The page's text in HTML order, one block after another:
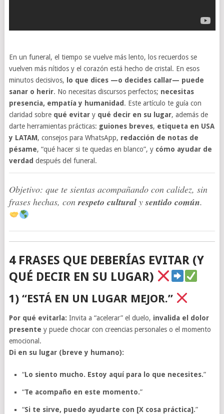
En un funeral, el tiempo se vuelve más lento, los recuerdos se
vuelven más nítidos y el corazón está hecho de cristal. En esos
minutos decisivos,
lo que dices —o decides callar— puede
sanar o herir. No necesitas discursos perfectos; necesitas
presencia, empatía y humanidad . Este artículo te guía con
claridad sobre qué evitary qué decir en su lugar, además de
darte herramientas prácticas: guiones breves, etiqueta en USA
y LATAM, consejos para WhatsApp, redacción de notas de
pésame, “qué hacer si te quedas en blanco”, y cómo ayudar de
verdad después del funeral.
Objetivo: que te sientas acompañando con calidez, sin
frases hechas, conrespeto culturalysentido común.
4 FRASES QUE DEBERÍAS EVITAR (Y
QUÉ DECIR EN SU LUGAR)
1) “ESTÁ EN UN LUGAR MEJOR.”
Por qué evitarla: Invita a “acelerar” el duelo, invalida el dolor
presente y puede chocar con creencias personales o el momento
emocional.
Di en su lugar (breve y humano):
“Lo siento mucho. Estoy aquí para lo que necesites.”
“Te acompaño en este momento.”
“Si te sirve, puedo ayudarte con [X cosa práctica].”